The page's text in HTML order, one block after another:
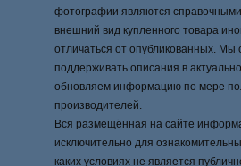
фотографии являются
внешний вид купленного товара
отличаться от опубликованных. Мы
поддерживать описания в
обновляем информацию по мере
производителей.
Вся размещённая на сайте
исключительно для
каких условиях не является